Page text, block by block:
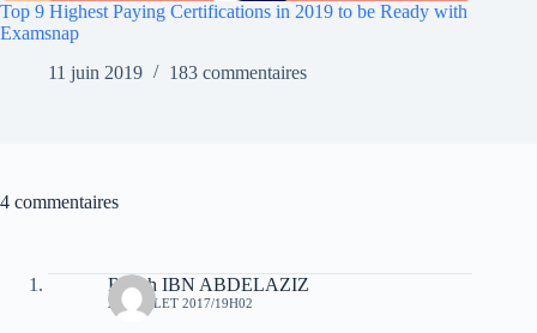
Top 9 Highest Paying Certifications in 2019 to be Ready with
Examsnap
11 juin 2019
183 commentaires
4 commentaires
Rabah IBN ABDELAZIZ
28 JUILLET 2017/19H02